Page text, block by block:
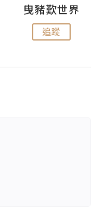
曳豬歎世界
追蹤